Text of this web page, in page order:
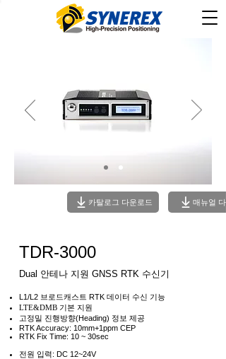
카탈로그 다운로드 매뉴얼 다
TDR-3000
Dual 안테나 지원 GNSS RTK 수신기
L1/L2 브로드캐스트 RTK 데이터 수신 기능
LTE&DMB 기본 지원
고정밀 진행방향(Heading) 정보 제공
RTK Accuracy: 10mm+1ppm CEP
RTK Fix Time: 10 ~ 30sec
전원 입력: DC 12~24V